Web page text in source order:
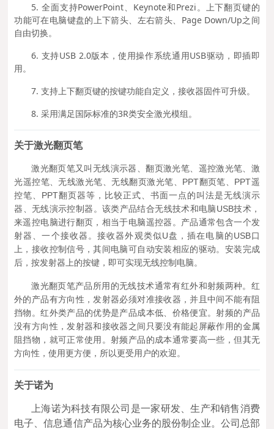
5. 全面支持PowerPoint、Keynote和Prezi。上下翻页键的
功能可在电脑键盘的上下箭头、左右箭头、Page Down/Up之间
自由切换。
6. 支持USB 2.0版本，使用操作系统通用USB驱动，即插即
用。
7. 支持上下翻页键的按键功能自定义，接收器固件可升级。
8. 采用满足国际标准的3R类安全激光模组。
关于激光翻页笔
激光翻页笔又叫无线演示器、翻页激光笔、遥控激光笔、激
光遥控笔、无线激光笔、无线翻页激光笔、PPT翻页笔、PPT遥
控笔、PPT翻页器等，比较正式、书面一点的叫法是无线演示
器、无线演示控制器。该类产品结合无线技术和电脑USB技术，
来遥控电脑进行翻页，相当于电脑遥控器。产品通常包含一个发
射器、一个接收器。接收器外观类似U盘，插在电脑的USB口
上，接收控制信号，其间电脑可自动安装相应的驱动。安装完成
后，按发射器上的按键，即可实现无线控制电脑。
激光翻页笔产品所用的无线技术通常有红外和射频两种。红
外的产品有方向性，发射器必须对准接收器，并且中间不能有阻
挡物。红外类产品的优势是产品成本低、价格便宜。射频的产品
没有方向性，发射器和接收器之间只要没有能起屏蔽作用的金属
阻挡物，就可正常使用。射频产品的成本通常要高一些，但其无
方向性，使用更方便，所以更受用户的欢迎。
关于诺为
上海诺为科技有限公司是一家研发、生产和销售消费
电子、信息通信产品为核心业务的股份制企业。公司总部